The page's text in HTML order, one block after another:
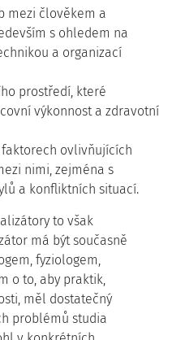
mezi člověkem a
s ohledem na
a organizací
prostředí, které
výkonnost a zdravotní
ovlivňujících
nimi, zejména s
a konfliktních situací.
to však
má být současně
fyziologem,
o to, aby praktik,
měl dostatečný
problémů studia